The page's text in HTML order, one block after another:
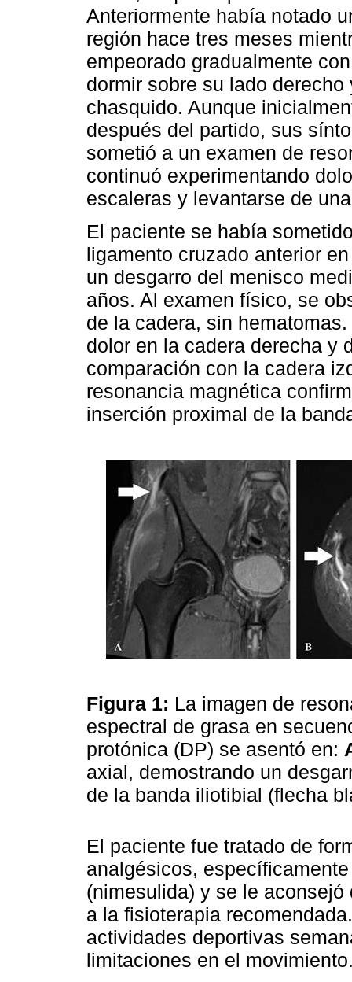
Anteriormente había notado
región hace tres meses
empeorado gradualmente
dormir sobre su lado
chasquido. Aunque
después del partido, sus
sometió a un examen de
continuó experimentando
escaleras y levantarse de
El paciente se había
ligamento cruzado anterior
un desgarro del menisco
años. Al examen físico, se
de la cadera, sin
dolor en la cadera derecha y
comparación con la cadera
resonancia magnética
inserción proximal de la
Figura 1: La imagen de
espectral de grasa en
protónica (DP) se asentó en:
axial, demostrando un
de la banda iliotibial (flecha
El paciente fue tratado de
analgésicos,
(nimesulida) y se le
a la fisioterapia
actividades deportivas
limitaciones en el